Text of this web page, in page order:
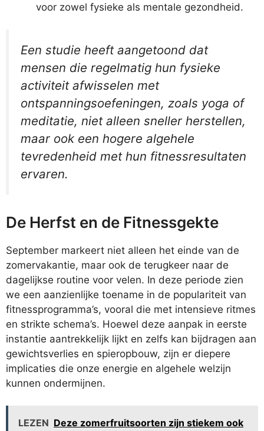
voor zowel fysieke als mentale gezondheid.
Een studie heeft aangetoond dat
mensen die regelmatig hun fysieke
activiteit afwisselen met
ontspanningsoefeningen, zoals yoga of
meditatie, niet alleen sneller herstellen,
maar ook een hogere algehele
tevredenheid met hun fitnessresultaten
ervaren.
De Herfst en de Fitnessgekte
September markeert niet alleen het einde van de
zomervakantie, maar ook de terugkeer naar de
dagelijkse routine voor velen. In deze periode zien
we een aanzienlijke toename in de populariteit van
fitnessprogramma’s, vooral die met intensieve ritmes
en strikte schema’s. Hoewel deze aanpak in eerste
instantie aantrekkelijk lijkt en zelfs kan bijdragen aan
gewichtsverlies en spieropbouw, zijn er diepere
implicaties die onze energie en algehele welzijn
kunnen ondermijnen.
LEZEN Deze zomerfruitsoorten zijn stiekem ook